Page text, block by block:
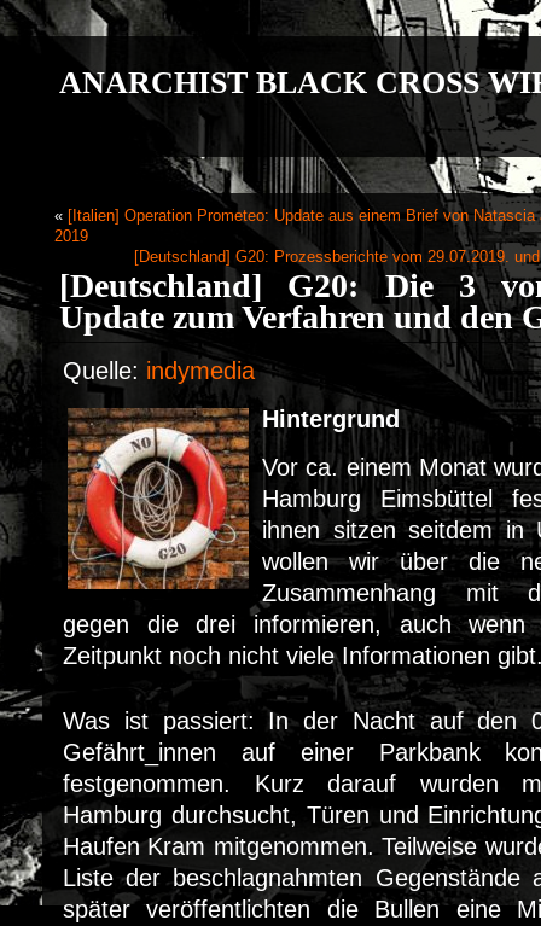
ANARCHIST BLACK CROSS
« [Italien] Operation Prometeo: Update aus einem Brief von
2019
[Deutschland] G20: Prozessberichte vom 29.07.2019.
[Deutschland] G20: Die 3
Update zum Verfahren und den
Quelle: indymedia
Hintergrund
Vor ca. einem Monat
Hamburg Eimsbüttel
ihnen sitzen seitdem in
wollen wir über die
Zusammenhang mit
gegen die drei informieren, auch wenn
Zeitpunkt noch nicht viele Informationen
Was ist passiert: In der Nacht auf den
Gefährt_innen auf einer Parkbank
festgenommen. Kurz darauf wurden
Hamburg durchsucht, Türen und
Haufen Kram mitgenommen. Teilweise
Liste der beschlagnahmten Gegenstände
später veröffentlichten die Bullen eine